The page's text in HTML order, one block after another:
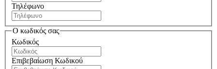
Τηλέφωνο
Ο κωδικός σας
Κωδικός
Επιβεβαίωση Κωδικού